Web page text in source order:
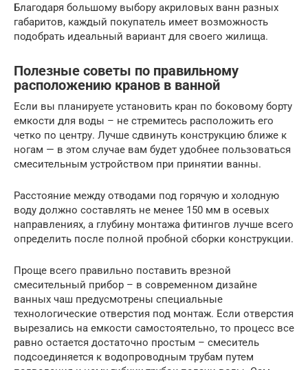
Благодаря большому выбору акриловых ванн разных
габаритов, каждый покупатель имеет возможность
подобрать идеальный вариант для своего жилища.
Полезные советы по правильному
расположению кранов в ванной
Если вы планируете установить кран по боковому борту
емкости для воды – не стремитесь расположить его
четко по центру. Лучше сдвинуть конструкцию ближе к
ногам — в этом случае вам будет удобнее пользоваться
смесительным устройством при принятии ванны.
Расстояние между отводами под горячую и холодную
воду должно составлять не менее 150 мм в осевых
направлениях, а глубину монтажа фитингов лучше всего
определить после полной пробной сборки конструкции.
Проще всего правильно поставить врезной
смесительный прибор – в современном дизайне
ванных чаш предусмотрены специальные
технологические отверстия под монтаж. Если отверстия
вырезались на емкости самостоятельно, то процесс все
равно остается достаточно простым – смеситель
подсоединяется к водопроводным трубам путем